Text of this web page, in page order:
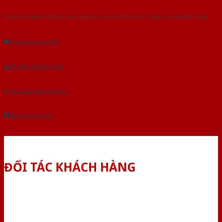
Với kinh nghiệm nhiêu năm nghiên cứu cửa theo tiêu chuẩn công nghệ Châu
Gửi yêu cầu tư vấn
Tải báo giá tổng hợp
Yêu cầu gọi lại (3 phút)
Dành cho đại lý
ĐỐI TÁC KHÁCH HÀNG